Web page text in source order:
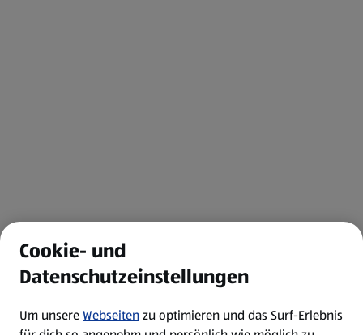
Cookie- und
Datenschutzeinstellungen
Um unsereWebseitenzu optimieren und das Surf-Erlebnis